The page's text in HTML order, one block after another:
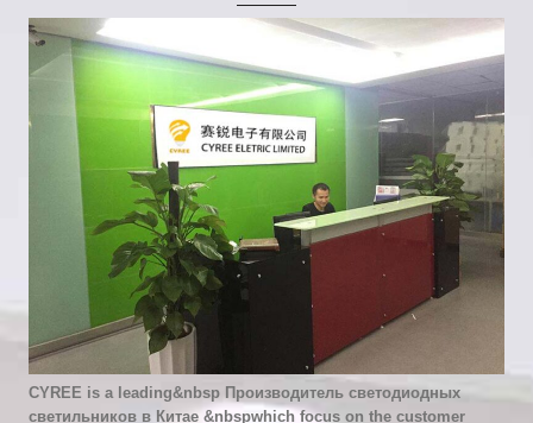
CYREE is a leading&nbsp Производитель светодиодных
светильников в Китае &nbspwhich focus on the customer